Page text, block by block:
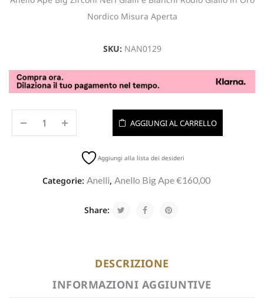
Nordico Misura Aperta
SKU: NAN0129
AGGIUNGI AL CARRELLO
Aggiungi alla lista dei desideri
Categorie: Anelli, Anello Big Ape €160,00
Share:
DESCRIZIONE
INFORMAZIONI AGGIUNTIVE